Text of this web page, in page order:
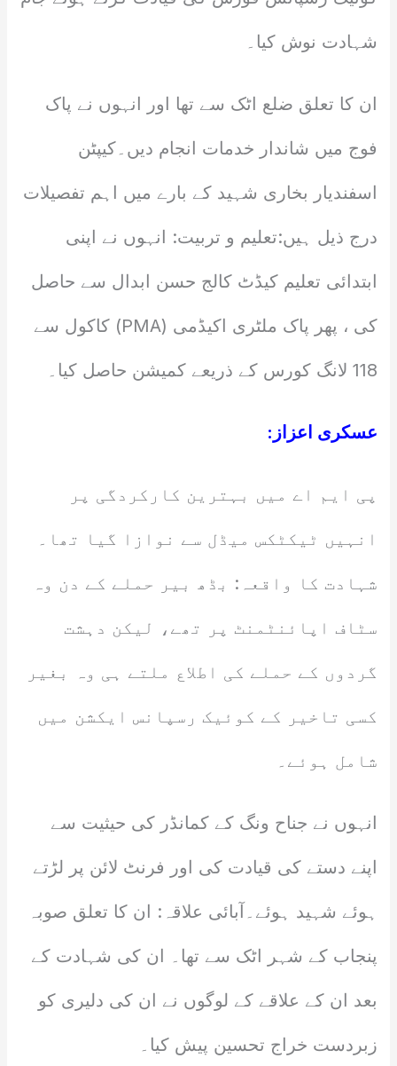
شہادت نوش کیا۔
ان کا تعلق ضلع اٹک سے تھا اور انہوں نے پاک
فوج میں شاندار خدمات انجام دیں۔کیپٹن
اسفندیار بخاری شہید کے بارے میں اہم تفصیلات
درج ذیل ہیں:تعلیم و تربیت: انہوں نے اپنی
ابتدائی تعلیم کیڈٹ کالج حسن ابدال سے حاصل
کی ، پھر پاک ملٹری اکیڈمی (PMA) کاکول سے
118 لانگ کورس کے ذریعے کمیشن حاصل کیا۔
عسکری اعزاز:
پی ایم اے میں بہترین کارکردگی پر
انہیں ٹیکٹکس میڈل سے نوازا گیا تھا۔
شہادت کا واقعہ: بڈھ بیر حملے کے دن وہ
سٹاف اپائنٹمنٹ پر تھے، لیکن دہشت
گردوں کے حملے کی اطلاع ملتے ہی وہ بغیر
کسی تاخیر کے کوئیک رسپانس ایکشن میں
شامل ہوئے۔
انہوں نے جناح ونگ کے کمانڈر کی حیثیت سے
اپنے دستے کی قیادت کی اور فرنٹ لائن پر لڑتے
ہوئے شہید ہوئے۔آبائی علاقہ: ان کا تعلق صوبہ
پنجاب کے شہر اٹک سے تھا۔ ان کی شہادت کے
بعد ان کے علاقے کے لوگوں نے ان کی دلیری کو
زبردست خراج تحسین پیش کیا۔